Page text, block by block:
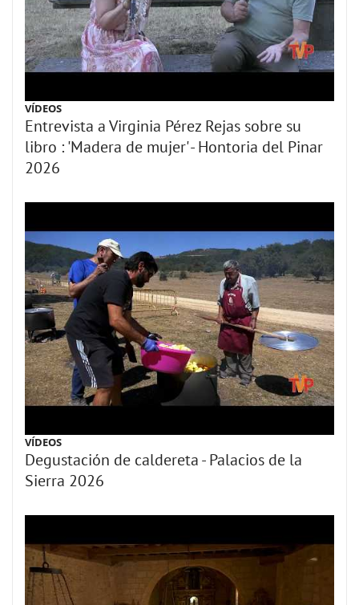
VÍDEOS
Entrevista a Virginia Pérez Rejas sobre su
libro : 'Madera de mujer' - Hontoria del Pinar
2026
VÍDEOS
Degustación de caldereta - Palacios de la
Sierra 2026